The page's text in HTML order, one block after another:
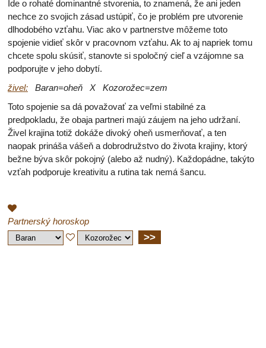
Ide o rohaté dominantné stvorenia, to znamená, že ani jeden
nechce zo svojich zásad ustúpiť, čo je problém pre utvorenie
dlhodobého vzťahu. Viac ako v partnerstve môžeme toto
spojenie vidieť skôr v pracovnom vzťahu. Ak to aj napriek tomu
chcete spolu skúsiť, stanovte si spoločný cieľ a vzájomne sa
podporujte v jeho dobytí.
živel: Baran=oheň X Kozorožec=zem
Toto spojenie sa dá považovať za veľmi stabilné za
predpokladu, že obaja partneri majú záujem na jeho udržaní.
Živel krajina totiž dokáže divoký oheň usmerňovať, a ten
naopak prináša vášeň a dobrodružstvo do života krajiny, ktorý
bežne býva skôr pokojný (alebo až nudný). Každopádne, takýto
vzťah podporuje kreativitu a rutina tak nemá šancu.
Partnerský horoskop
>>